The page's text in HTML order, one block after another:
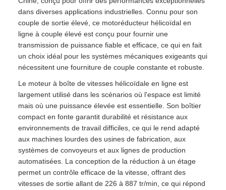
dans diverses applications industrielles. Connu pour son
couple de sortie élevé, ce motoréducteur hélicoïdal en
ligne à couple élevé est conçu pour fournir une
transmission de puissance fiable et efficace, ce qui en fait
un choix idéal pour les systèmes mécaniques exigeants qui
nécessitent une fourniture de couple constante et robuste.
Le moteur à boîte de vitesses hélicoïdale en ligne est
largement utilisé dans les scénarios où l'espace est limité
mais où une puissance élevée est essentielle. Son boîtier
compact en fonte garantit durabilité et résistance aux
environnements de travail difficiles, ce qui le rend adapté
aux machines lourdes des usines de fabrication, aux
systèmes de convoyeurs et aux lignes de production
automatisées. La conception de la réduction à un étage
permet un contrôle efficace de la vitesse, offrant des
vitesses de sortie allant de 226 à 887 tr/min, ce qui répond